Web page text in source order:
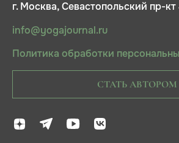
г. Москва, Севастопольский пр-кт
info@yogajournal.ru
Политика обработки
СТАТЬ АВТОРОМ